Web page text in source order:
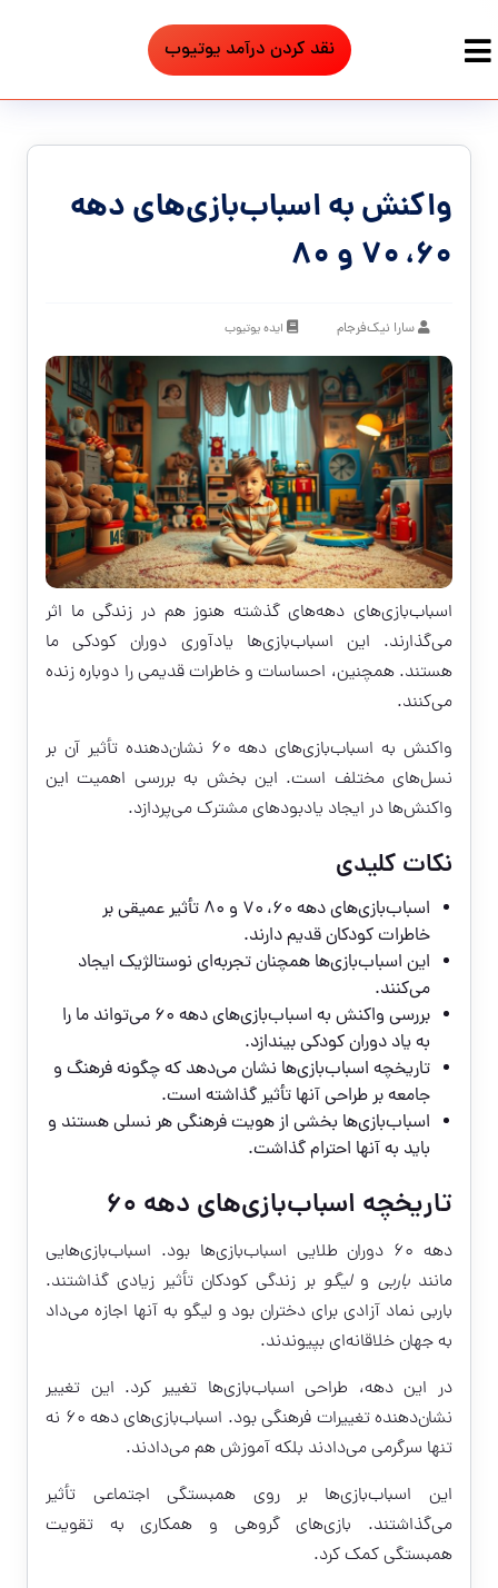
نقد کردن درآمد یوتیوب
واکنش به اسباب‌بازی‌های دهه
۶۰، ۷۰ و ۸۰
سارا نیک‌فرجام ایده یوتیوب
اسباب‌بازی‌های دهه‌های گذشته هنوز هم در زندگی ما اثر
می‌گذارند. این اسباب‌بازی‌ها یادآوری دوران کودکی ما
هستند. همچنین، احساسات و خاطرات قدیمی را دوباره زنده
می‌کنند.
واکنش به اسباب‌بازی‌های دهه ۶۰ نشان‌دهنده تأثیر آن بر
نسل‌های مختلف است. این بخش به بررسی اهمیت این
واکنش‌ها در ایجاد یادبودهای مشترک می‌پردازد.
نکات کلیدی
اسباب‌بازی‌های دهه ۶۰، ۷۰ و ۸۰ تأثیر عمیقی بر
خاطرات کودکان قدیم دارند.
این اسباب‌بازی‌ها همچنان تجربه‌ای نوستالژیک ایجاد
می‌کنند.
بررسی واکنش به اسباب‌بازی‌های دهه ۶۰ می‌تواند ما را
به یاد دوران کودکی بیندازد.
تاریخچه اسباب‌بازی‌ها نشان می‌دهد که چگونه فرهنگ و
جامعه بر طراحی آنها تأثیر گذاشته است.
اسباب‌بازی‌ها بخشی از هویت فرهنگی هر نسلی هستند و
باید به آنها احترام گذاشت.
تاریخچه اسباب‌بازی‌های دهه ۶۰
دهه ۶۰ دوران طلایی اسباب‌بازی‌ها بود. اسباب‌بازی‌هایی
مانندباربی ولیگو بر زندگی کودکان تأثیر زیادی گذاشتند.
باربی نماد آزادی برای دختران بود و لیگو به آنها اجازه می‌داد
به جهان خلاقانه‌ای بپیوندند.
در این دهه، طراحی اسباب‌بازی‌ها تغییر کرد. این تغییر
نشان‌دهنده تغییرات فرهنگی بود. اسباب‌بازی‌های دهه ۶۰ نه
تنها سرگرمی می‌دادند بلکه آموزش هم می‌دادند.
این اسباب‌بازی‌ها بر روی همبستگی اجتماعی تأثیر
می‌گذاشتند. بازی‌های گروهی و همکاری به تقویت
همبستگی کمک کرد.